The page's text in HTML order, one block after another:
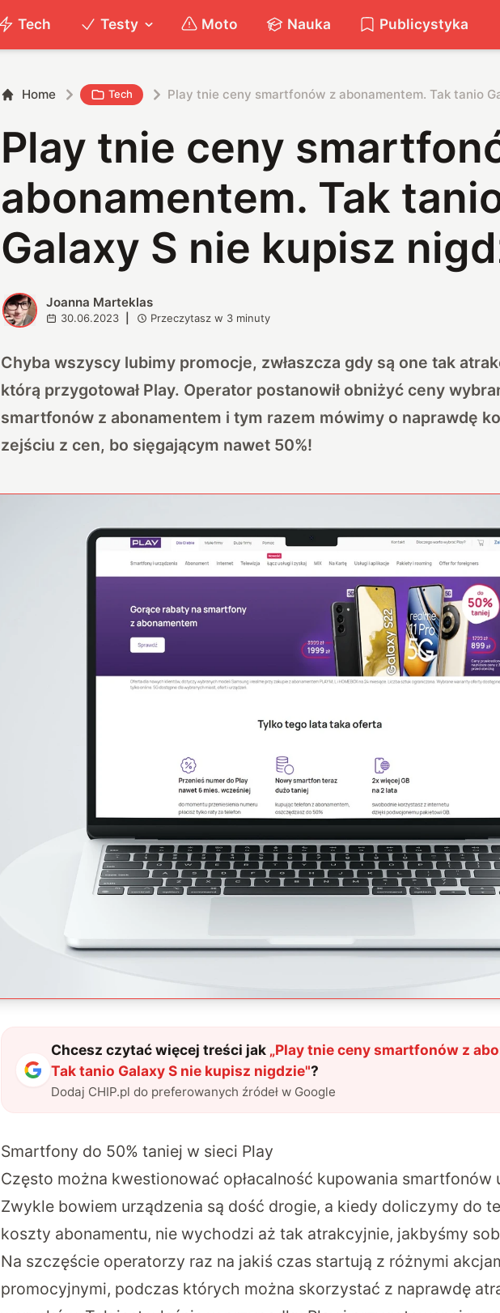
Tech Testy Moto Nauka Publicystyka
Home Tech Play tnie ceny smartfonów z abonamentem. Tak tanio
Play tnie ceny
abonamentem. Tak
Galaxy S nie kupisz
J Joanna Marteklas
30.06.2023 Przeczytasz w 3 minuty
Chyba wszyscy lubimy promocje, zwłaszcza gdy są one tak
którą przygotował Play. Operator postanowił obniżyć ceny
smartfonów z abonamentem i tym razem mówimy o naprawdę
zejściu z cen, bo sięgającym nawet 50%!
Chcesz czytać więcej treści jak „Play tnie ceny smartfonów z
Tak tanio Galaxy S nie kupisz nigdzie"?
Dodaj CHIP.pl do preferowanych źródeł w Google
Smartfony do 50% taniej w sieci Play
Często można kwestionować opłacalność kupowania smartfonów
Zwykle bowiem urządzenia są dość drogie, a kiedy doliczymy do
koszty abonamentu, nie wychodzi aż tak atrakcyjnie, jakbyśmy
Na szczęście operatorzy raz na jakiś czas startują z różnymi
promocyjnymi, podczas których można skorzystać z naprawdę